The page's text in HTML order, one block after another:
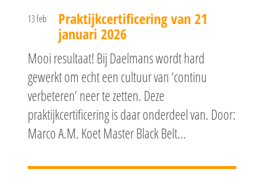
13 feb Praktijkcertificering van 21
januari 2026
Mooi resultaat! Bij Daelmans wordt hard
gewerkt om echt een cultuur van ‘continu
verbeteren’ neer te zetten. Deze
praktijkcertificering is daar onderdeel van. Door:
Marco A.M. Koet Master Black Belt...